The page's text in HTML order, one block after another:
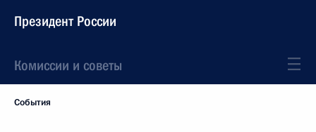
Президент России
Комиссии и советы
События